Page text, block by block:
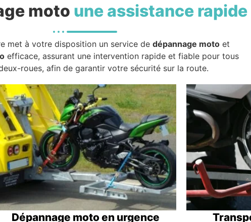
moto une assistance
met à votre disposition un service de dépannage motoet
efficace, assurant une intervention rapide et fiable pour tous
roues, afin de garantir votre sécurité sur la route.
Dépannage moto en urgence